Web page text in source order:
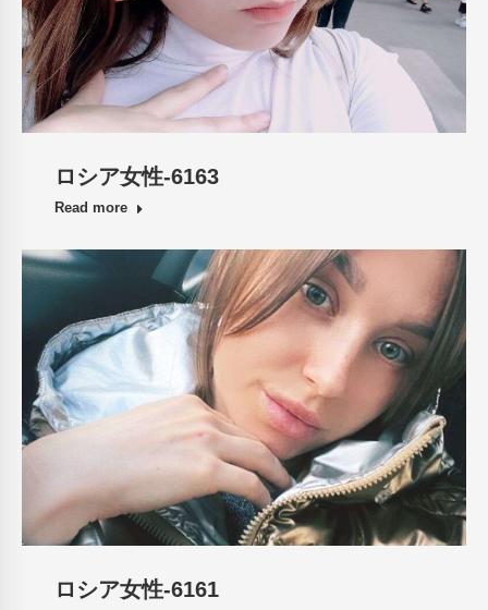
ロシア女性-6163
Read more
ロシア女性-6161